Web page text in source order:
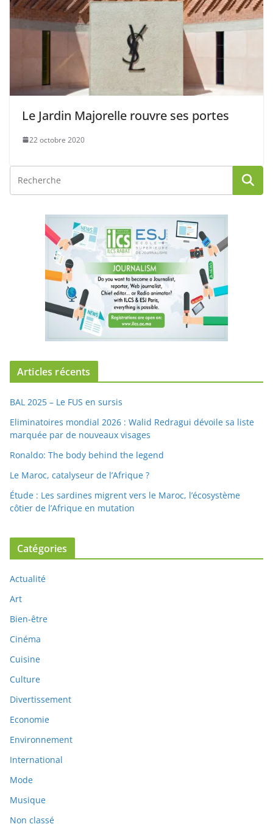
Le Jardin Majorelle rouvre ses portes
22 octobre 2020
Articles récents
BAL 2025 – Le FUS en sursis
Eliminatoires mondial 2026 : Walid Redragui dévoile sa liste
marquée par de nouveaux visages
Ronaldo: The body behind the legend
Le Maroc, catalyseur de l’Afrique ?
Étude : Les sardines migrent vers le Maroc, l’écosystème
côtier de l’Afrique en mutation
Catégories
Actualité
Art
Bien-être
Cinéma
Cuisine
Culture
Divertissement
Economie
Environnement
International
Mode
Musique
Non classé